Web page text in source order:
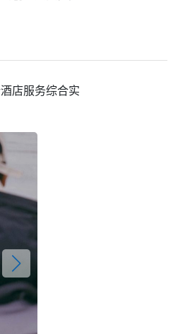
店服务综合实